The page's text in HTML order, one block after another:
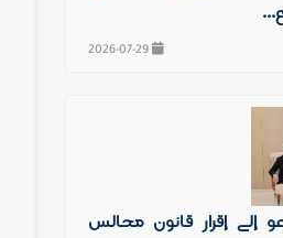
2026-07-29
إلى إقرار قانون مجالس